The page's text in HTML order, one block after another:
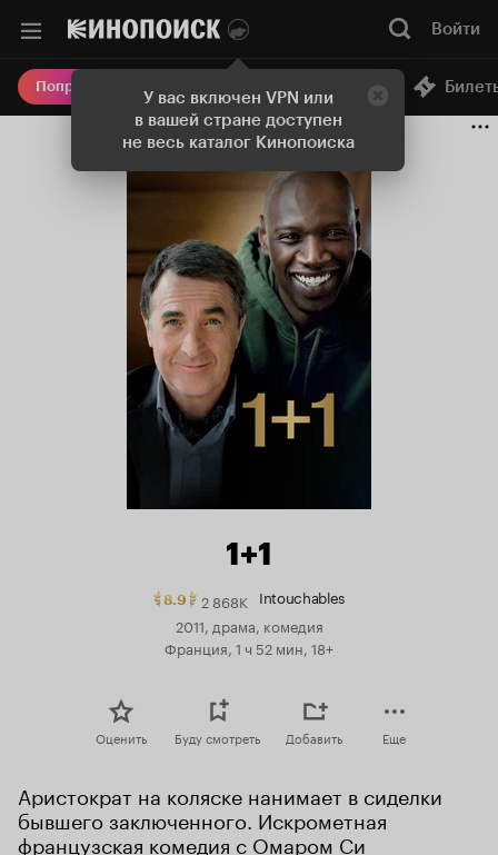
У вас включен VPN или
в вашей стране доступен
не весь каталог Кинопоиска
Войти
Попробовать Плюс Онлайн-кинотеатр
1+1
8.9Рейтинг
Кинопоиска
топ
2 868K Intouchables
2011, драма, комедия
Франция, 1 ч 52 мин, 18+
Оценить Буду смотреть Добавить Еще
Аристократ на коляске нанимает в сиделки
бывшего заключенного. Искрометная
французская комедия с Омаром Си